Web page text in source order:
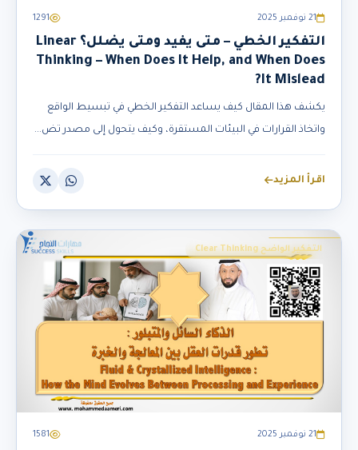
21 نوفمبر 2025 1291
التفكير الخطي – متى يفيد ومتى يضلل؟ Linear
Thinking – When Does It Help, and When Does
It Mislead?
يكشف هذا المقال كيف يساعد التفكير الخطي في تبسيط الواقع
واتخاذ القرارات في البيئات المستقرة، وكيف يتحول إلى مصدر تض...
اقرأ المزيد
التفكير الواضح Clear Thinking
21 نوفمبر 2025 1581